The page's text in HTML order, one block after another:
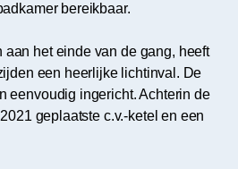
bereikbaar.
aan het einde van de gang, heeft
een heerlijke lichtinval. De
eenvoudig ingericht. Achterin de
geplaatste c.v.-ketel en een